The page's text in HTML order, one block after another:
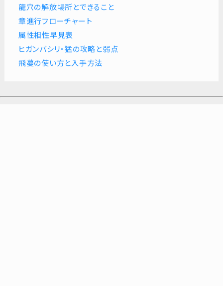
龍穴の解放場所とできること
章進行フローチャート
属性相性早見表
ヒガンバシリ・猛の攻略と弱点
飛蔓の使い方と入手方法